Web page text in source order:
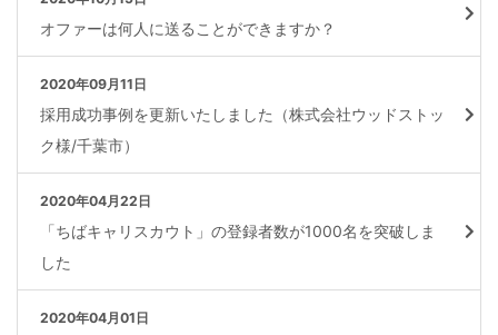
オファーは何人に送ることができますか？
2020年09月11日
採用成功事例を更新いたしました（株式会社ウッドストッ
ク様/千葉市）
2020年04月22日
「ちばキャリスカウト」の登録者数が1000名を突破しま
した
2020年04月01日